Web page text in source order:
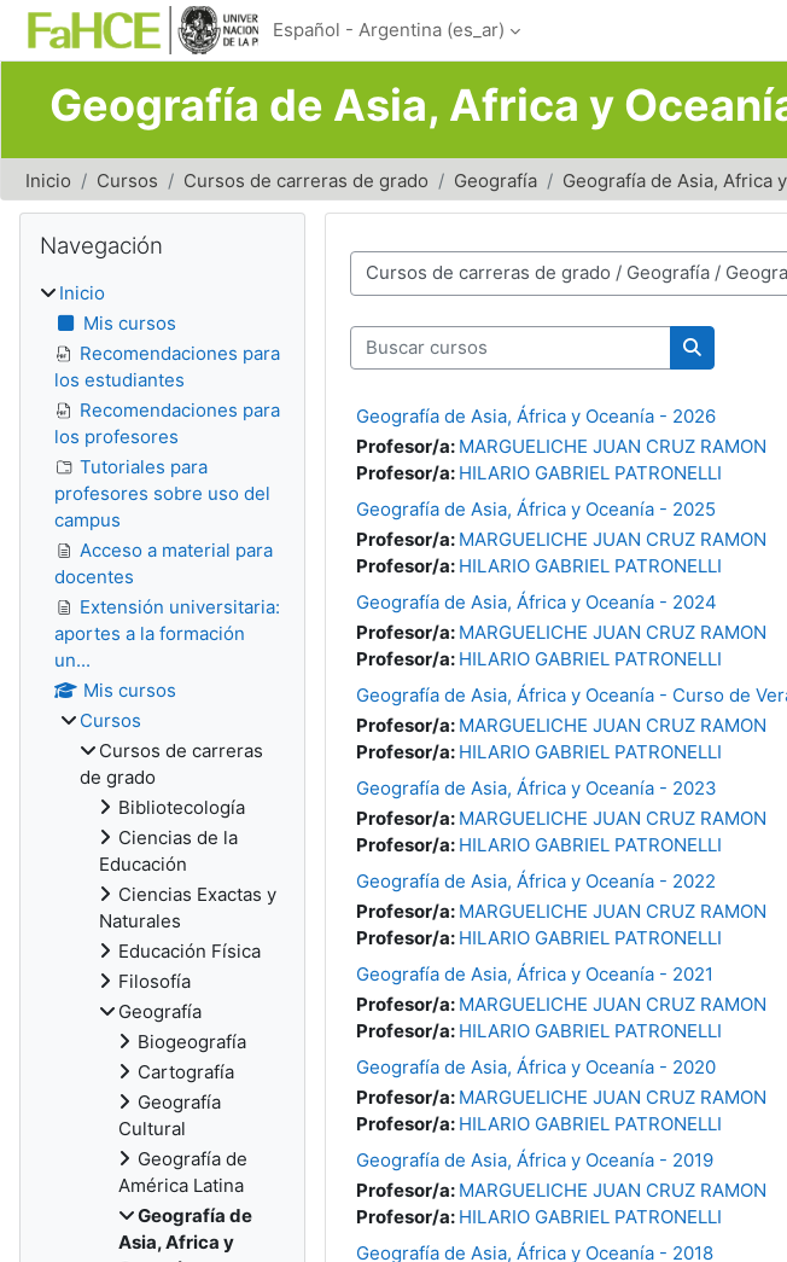
Salta al contenido principal
Español - Argentina ‎(es_ar)‎
Geografía de Asia, Africa y
Inicio Cursos Cursos de carreras de grado Geografía Geografía de Asia, Africa
Categorías del curso
Buscar cursos
Buscar
Geografía de Asia, África y Oceanía - 2026
Profesor/a: MARGUELICHE JUAN CRUZ RAMON
Profesor/a: HILARIO GABRIEL PATRONELLI
Geografía de Asia, África y Oceanía - 2025
Profesor/a: MARGUELICHE JUAN CRUZ RAMON
Profesor/a: HILARIO GABRIEL PATRONELLI
Geografía de Asia, África y Oceanía - 2024
Profesor/a: MARGUELICHE JUAN CRUZ RAMON
Profesor/a: HILARIO GABRIEL PATRONELLI
Geografía de Asia, África y Oceanía - Curso de
Profesor/a: MARGUELICHE JUAN CRUZ RAMON
Profesor/a: HILARIO GABRIEL PATRONELLI
Geografía de Asia, África y Oceanía - 2023
Profesor/a: MARGUELICHE JUAN CRUZ RAMON
Profesor/a: HILARIO GABRIEL PATRONELLI
Geografía de Asia, África y Oceanía - 2022
Profesor/a: MARGUELICHE JUAN CRUZ RAMON
Profesor/a: HILARIO GABRIEL PATRONELLI
Geografía de Asia, África y Oceanía - 2021
Profesor/a: MARGUELICHE JUAN CRUZ RAMON
Profesor/a: HILARIO GABRIEL PATRONELLI
Geografía de Asia, África y Oceanía - 2020
Profesor/a: MARGUELICHE JUAN CRUZ RAMON
Profesor/a: HILARIO GABRIEL PATRONELLI
Geografía de Asia, África y Oceanía - 2019
Profesor/a: MARGUELICHE JUAN CRUZ RAMON
Profesor/a: HILARIO GABRIEL PATRONELLI
Geografía de Asia, África y Oceanía - 2018
Bloques
Navegación
Inicio
Mis cursos
Recomendaciones para
los estudiantes
Recomendaciones para
los profesores
Tutoriales para
profesores sobre uso del
campus
Acceso a material para
docentes
Extensión universitaria:
aportes a la formación
un...
Mis cursos
Cursos
Cursos de carreras
de grado
Bibliotecología
Ciencias de la
Educación
Ciencias Exactas y
Naturales
Educación Física
Filosofía
Geografía
Biogeografía
Cartografía
Geografía
Cultural
Geografía de
América Latina
Geografía de
Asia, Africa y